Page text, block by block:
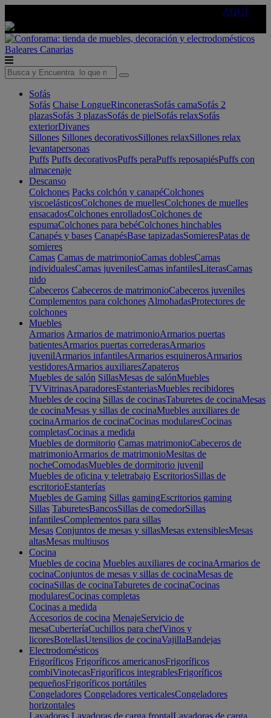
AQUÍ
Baleares Canarias
Sofás
Sofás Chaise LongueRinconerasSofás camaSofás 2
plazasSofás 3 plazasSofás de pielSofás relaxSofás
exteriorDivanes
Sillones Sillones decorativosSillones relaxSillones relax
levantapersonas
Puffs Puffs decorativosPuffs peraPuffs reposapiésPuffs con
almacenaje
Descanso
Colchones Packs colchón y canapéColchones
viscoelásticosColchones de muellesColchones de muelles
ensacadosColchones enrolladosColchones de
espumaColchones para bebéColchones hinchables
Canapés y bases CanapésBase tapizadasSomieresPatas de
somieres
Camas Camas de matrimonioCamas doblesCamas
individualesCamas juvenilesCamas infantilesLiterasCamas
nido
Cabeceros Cabeceros de matrimonioCabeceros juveniles
Complementos para colchones AlmohadasProtectores de
colchones
Muebles
Armarios Armarios de matrimonioArmarios puertas
batientesArmarios puertas correderasArmarios
juvenilArmarios infantilesArmarios esquinerosArmarios
vestidoresArmarios auxiliaresZapateros
Muebles de salón SillasMesas de salónMuebles
TVVitrinasAparadoresEstanteriasMuebles recibidores
Muebles de cocina Sillas de cocinasTaburetes de cocinaMesas
de cocinaMesas y sillas de cocinaMuebles auxiliares de
cocinaArmarios de cocinaCocinas modularesCocinas
completasCocinas a medida
Muebles de dormitorio Camas matrimonioCabeceros de
matrimonioArmarios de matrimonioMesitas de
nocheComodasMuebles de dormitorio juvenil
Muebles de oficina y teletrabajo EscritoriosSillas de
escritorioEstanterías
Muebles de Gaming Sillas gamingEscritorios gaming
Sillas TaburetesBancosSillas de comedorSillas
infantilesComplementos para sillas
Mesas Conjuntos de mesas y sillasMesas extensiblesMesas
altasMesas multiusos
Cocina
Muebles de cocina Muebles auxiliares de cocinaArmarios de
cocinaConjuntos de mesas y sillas de cocinaMesas de
cocinaSillas de cocinaTaburetes de cocinaCocinas
modularesCocinas completas
Cocinas a medida
Accesorios de cocina MenajeServicio de
mesaCuberteríaCuchillos para chefVinos y
licoresBotellasUtensilios de cocinaVajillaBandejas
Electrodomésticos
Frigoríficos Frigoríficos americanosFrigoríficos
combiVinotecasFrigoríficos integrablesFrigoríficos
pequeñosFrigoríficos portátiles
Congeladores Congeladores verticalesCongeladores
horizontales
Lavadoras Lavadoras de carga frontalLavadoras de carga